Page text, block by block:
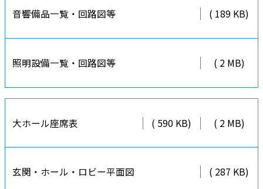
音響備品一覧・回路図等 ( 189 KB)
照明設備一覧・回路図等 ( 2 MB)
大ホール座席表 ( 590 KB) ( 2 MB)
玄関・ホール・ロビー平面図 ( 287 KB)